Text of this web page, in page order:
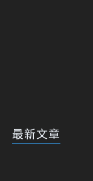
最新文章